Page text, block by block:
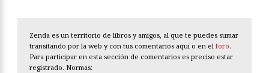
Zenda es un territorio de libros y amigos, al que te puedes sumar
transitando por la web y con tus comentarios aquí o en el foro.
Para participar en esta sección de comentarios es preciso estar
registrado. Normas: